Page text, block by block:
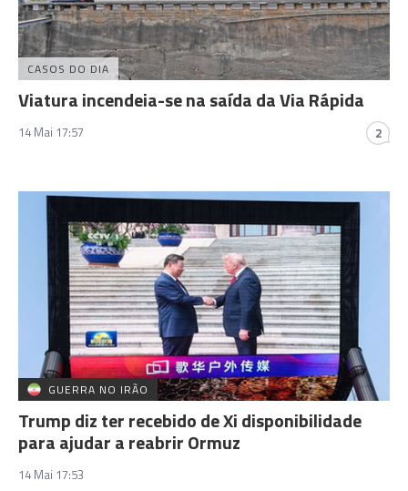
CASOS DO DIA
Viatura incendeia-se na saída da Via Rápida
14 Mai 17:57 2
GUERRA NO IRÃO
Trump diz ter recebido de Xi disponibilidade
para ajudar a reabrir Ormuz
14 Mai 17:53